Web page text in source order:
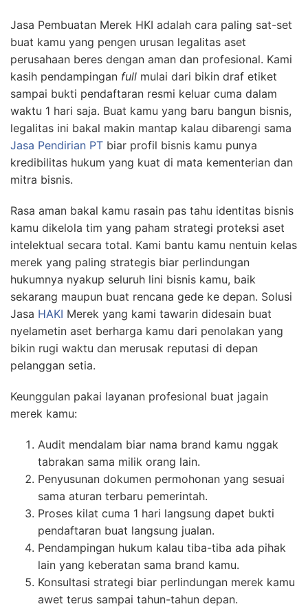
Jasa Pembuatan Merek HKI adalah cara paling sat-set
buat kamu yang pengen urusan legalitas aset
perusahaan beres dengan aman dan profesional. Kami
kasih pendampingan full mulai dari bikin draf etiket
sampai bukti pendaftaran resmi keluar cuma dalam
waktu 1 hari saja. Buat kamu yang baru bangun bisnis,
legalitas ini bakal makin mantap kalau dibarengi sama
Jasa Pendirian PT biar profil bisnis kamu punya
kredibilitas hukum yang kuat di mata kementerian dan
mitra bisnis.
Rasa aman bakal kamu rasain pas tahu identitas bisnis
kamu dikelola tim yang paham strategi proteksi aset
intelektual secara total. Kami bantu kamu nentuin kelas
merek yang paling strategis biar perlindungan
hukumnya nyakup seluruh lini bisnis kamu, baik
sekarang maupun buat rencana gede ke depan. Solusi
Jasa HAKI Merek yang kami tawarin didesain buat
nyelametin aset berharga kamu dari penolakan yang
bikin rugi waktu dan merusak reputasi di depan
pelanggan setia.
Keunggulan pakai layanan profesional buat jagain
merek kamu:
Audit mendalam biar nama brand kamu nggak
tabrakan sama milik orang lain.
Penyusunan dokumen permohonan yang sesuai
sama aturan terbaru pemerintah.
Proses kilat cuma 1 hari langsung dapet bukti
pendaftaran buat langsung jualan.
Pendampingan hukum kalau tiba-tiba ada pihak
lain yang keberatan sama brand kamu.
Konsultasi strategi biar perlindungan merek kamu
awet terus sampai tahun-tahun depan.